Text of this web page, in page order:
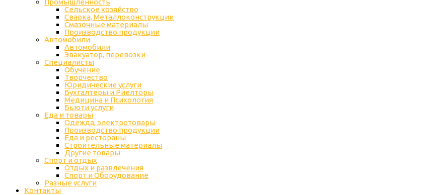
Промышленность
Cельское хозяйство
Сварка, Металлоконструкции
Cмазочные материалы
Производство продукции
Автомобили
Автомобили
Эвакуатор, перевозки
Специалисты
Обучение
Творчество
Юридические услуги
Бухгалтеры и Риелторы
Медицина и Психология
Бьюти услуги
Еда и товары
Одежда, электротовары
Производство продукции
Еда и рестораны
Строительные материалы
Другие товары
Спорт и отдых
Отдых и развлечения
Спорт и Оборудование
Разные услуги
Контакты